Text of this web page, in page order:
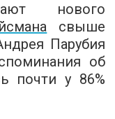
нового
свыше
Парубия
об
почти у 86%